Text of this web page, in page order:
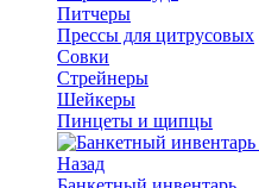
Питчеры
Прессы для цитрусовых
Совки
Стрейнеры
Шейкеры
Пинцеты и щипцы
Назад